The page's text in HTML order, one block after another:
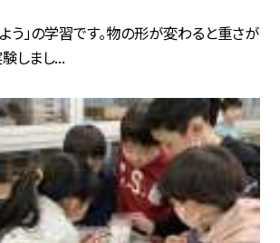
う」の学習です。物の形が変わると重さが
しまし...